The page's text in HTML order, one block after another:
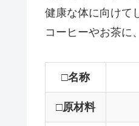
健康な体に向けて
コーヒーやお茶に
□名称
□原材料